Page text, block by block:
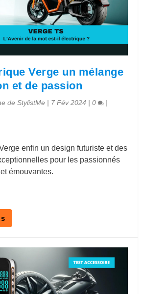
Verge un mélange
et de passion
de StylistMe | 7 Fév 2024 |0 |
enfin un design futuriste et des
pour les passionnés
émouvantes.